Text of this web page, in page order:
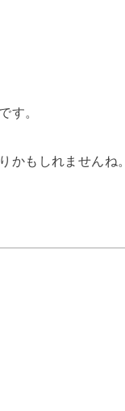
す。
かもしれませんね。